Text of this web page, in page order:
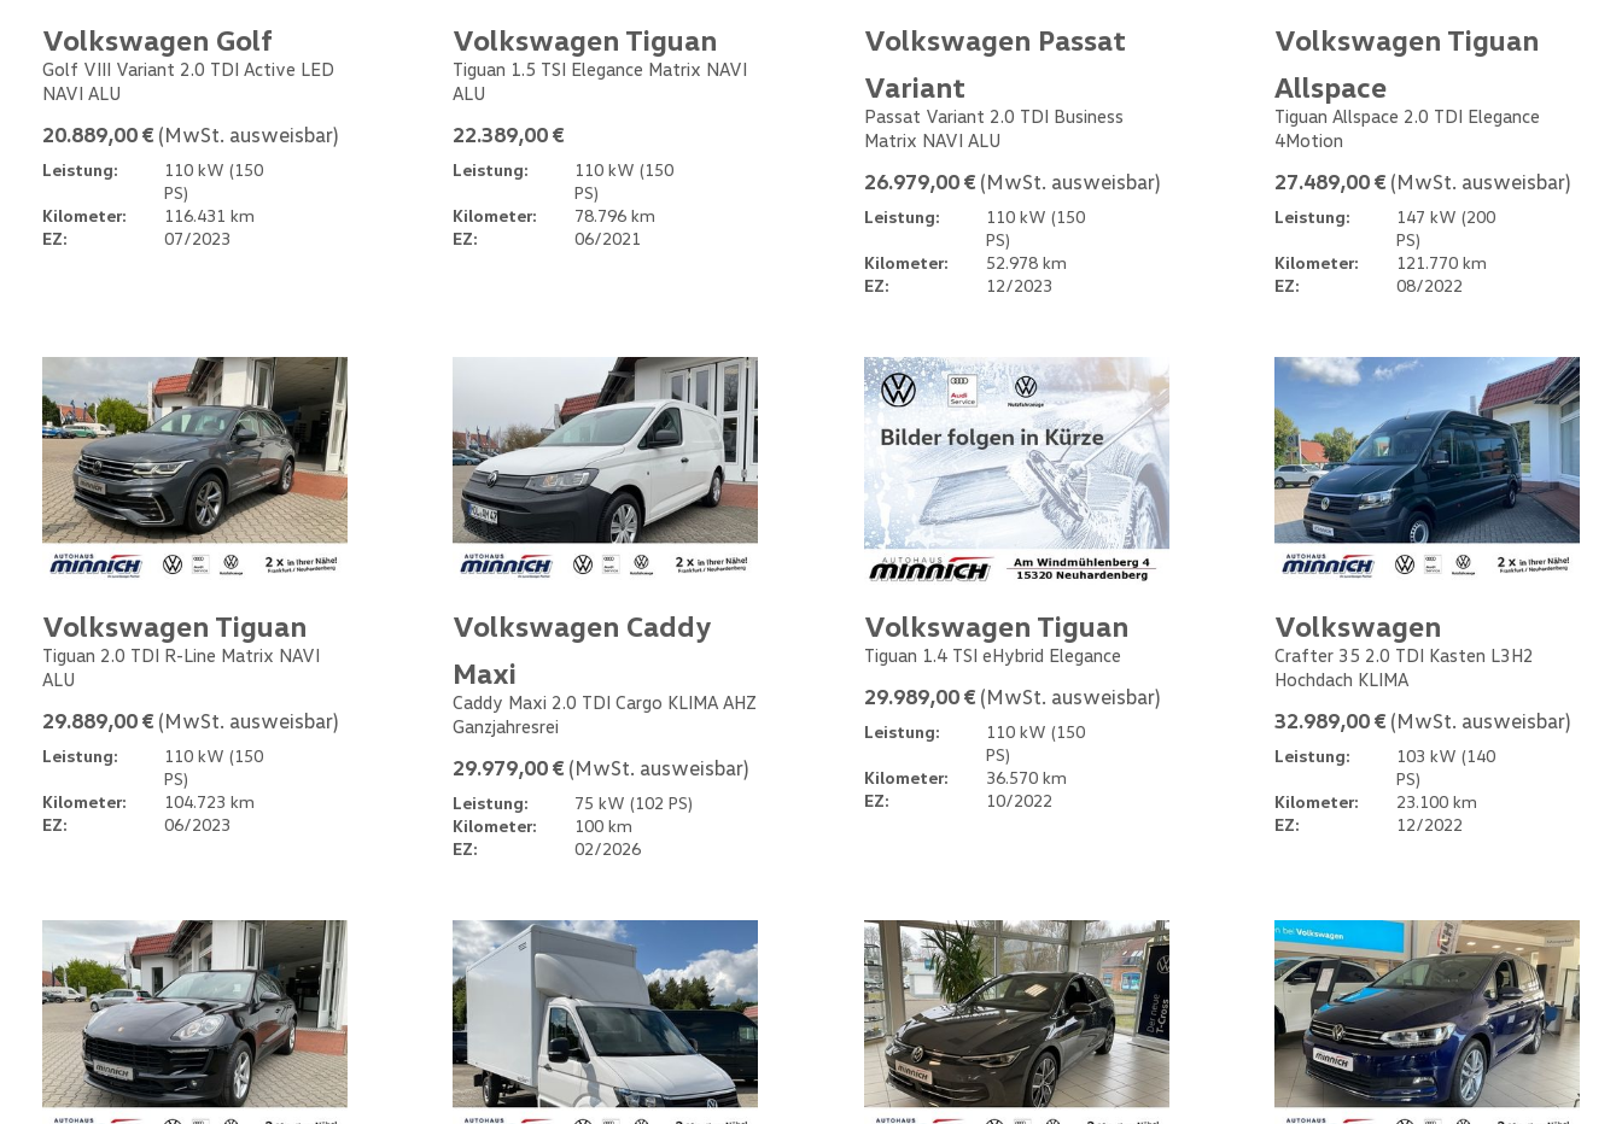
Volkswagen Golf
Golf VIII Variant 2.0 TDI Active LED
NAVI ALU
20.889,00 € (MwSt. ausweisbar)
Leistung:
110 kW (150
PS)
Kilometer:
116.431 km
EZ:
07/2023
Volkswagen Tiguan
Tiguan 1.5 TSI Elegance Matrix NAVI
ALU
22.389,00 €
Leistung:
110 kW (150
PS)
Kilometer:
78.796 km
EZ:
06/2021
Volkswagen Passat
Variant
Passat Variant 2.0 TDI Business
Matrix NAVI ALU
26.979,00 € (MwSt. ausweisbar)
Leistung:
110 kW (150
PS)
Kilometer:
52.978 km
EZ:
12/2023
Volkswagen Tiguan
Allspace
Tiguan Allspace 2.0 TDI Elegance
4Motion
27.489,00 € (MwSt. ausweisbar)
Leistung:
147 kW (200
PS)
Kilometer:
121.770 km
EZ:
08/2022
Volkswagen Tiguan
Tiguan 2.0 TDI R-Line Matrix NAVI
ALU
29.889,00 € (MwSt. ausweisbar)
Leistung:
110 kW (150
PS)
Kilometer:
104.723 km
EZ:
06/2023
Volkswagen Caddy
Maxi
Caddy Maxi 2.0 TDI Cargo KLIMA AHZ
Ganzjahresrei
29.979,00 € (MwSt. ausweisbar)
Leistung:
75 kW (102 PS)
Kilometer:
100 km
EZ:
02/2026
Volkswagen Tiguan
Tiguan 1.4 TSI eHybrid Elegance
29.989,00 € (MwSt. ausweisbar)
Leistung:
110 kW (150
PS)
Kilometer:
36.570 km
EZ:
10/2022
Volkswagen
Crafter 35 2.0 TDI Kasten L3H2
Hochdach KLIMA
32.989,00 € (MwSt. ausweisbar)
Leistung:
103 kW (140
PS)
Kilometer:
23.100 km
EZ:
12/2022